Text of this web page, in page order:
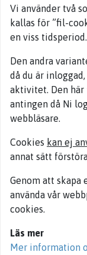
Vi använder två
kallas för ”fil-
en viss tidsperiod.
Den andra
då du är
aktivitet. Den här
antingen då Ni
webbläsare.
Cookies kan ej
annat sätt
Genom att skapa
använda vår
cookies.
Läs mer
Mer information